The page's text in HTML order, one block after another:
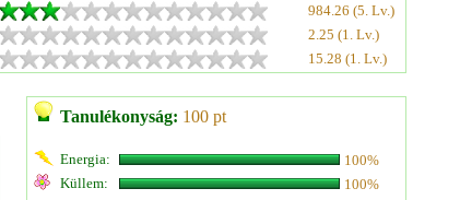
984.26 (5. Lv.)
2.25 (1. Lv.)
15.28 (1. Lv.)
Tanulékonyság: 100 pt
Energia:
100%
Küllem:
100%